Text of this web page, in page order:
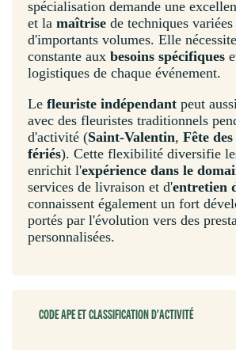
spécialisation demande une
et la maîtrise de techniques
d'importants volumes. Elle
constante aux besoins spécifiques
logistiques de chaque événement.
Le fleuriste indépendant peut
avec des fleuristes traditionnels
d'activité (Saint-Valentin, Fête
fériés). Cette flexibilité diversifie
enrichit l'expérience dans le
services de livraison et d'entretien
connaissent également un fort
portés par l'évolution vers des
personnalisées.
CODE APE ET CLASSIFICATION D'ACTIVITÉ